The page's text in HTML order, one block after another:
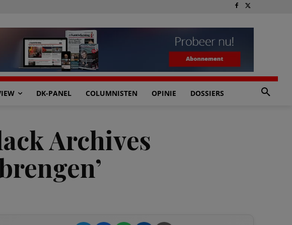
DK-PANEL COLUMNISTEN OPINIE DOSSIERS
Archives